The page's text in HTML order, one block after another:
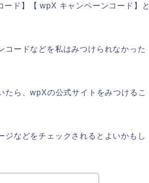
ド】【 wpX キャンペーンコード】と
ードなどを私はみつけられなかった
ら、wpXの公式サイトをみつけるこ
などをチェックされるとよいかもし